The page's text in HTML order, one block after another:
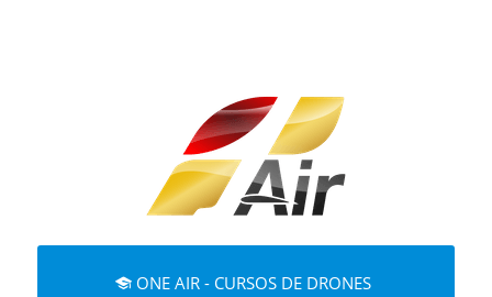
ONE AIR - CURSOS DE DRONES